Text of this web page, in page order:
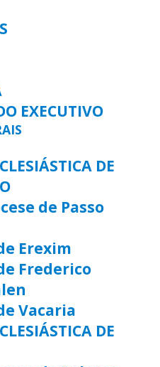
EXECUTIVO
DE
de Passo
Erexim
Frederico
Vacaria
DE